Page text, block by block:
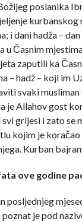
poslanika
i dani hadža –
u Časnim
zaputili ka
– hadž – koji im
svaki
je Allahov gost
grijesi i zato se
kojim je
Kurban
ove godine
posljednjeg
poznat je pod